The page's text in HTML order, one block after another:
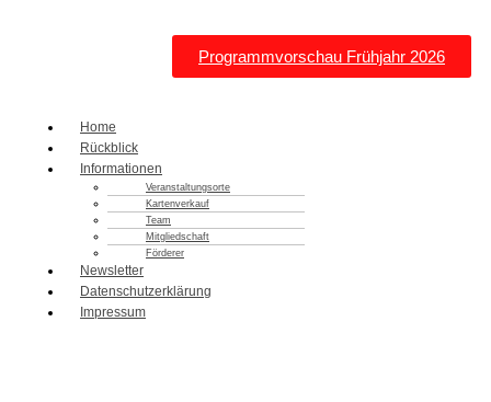
Programmvorschau Frühjahr 2026
Home
Rückblick
Informationen
Veranstaltungsorte
Kartenverkauf
Team
Mitgliedschaft
Förderer
Newsletter
Datenschutzerklärung
Impressum